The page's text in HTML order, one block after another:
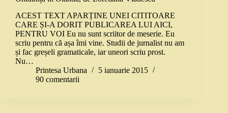
ACEST TEXT APARȚINE UNEI CITITOARE
CARE ȘI-A DORIT PUBLICAREA LUI AICI,
PENTRU VOI Eu nu sunt scriitor de meserie. Eu
scriu pentru că așa îmi vine. Studii de jurnalist nu am
și fac greșeli gramaticale, iar uneori scriu prost.
Nu…
Printesa Urbana
5 ianuarie 2015
90 comentarii